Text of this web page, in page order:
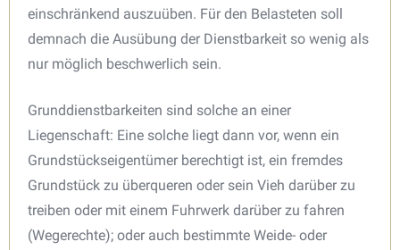
einschränkend auszuüben. Für den Belasteten soll
demnach die Ausübung der Dienstbarkeit so wenig als
nur möglich beschwerlich sein.
Grunddienstbarkeiten sind solche an einer
Liegenschaft: Eine solche liegt dann vor, wenn ein
Grundstückseigentümer berechtigt ist, ein fremdes
Grundstück zu überqueren oder sein Vieh darüber zu
treiben oder mit einem Fuhrwerk darüber zu fahren
(Wegerechte); oder auch bestimmte Weide- oder